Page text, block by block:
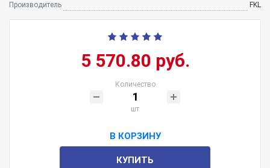
Производитель FKL
5 570.80 руб.
Количество
шт
В КОРЗИНУ
КУПИТЬ